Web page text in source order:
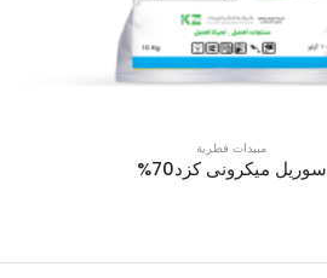
مبيدات فطرية
سوريل ميكرونى كزد70%